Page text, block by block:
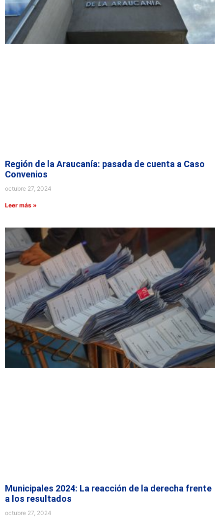
Región de la Araucanía: pasada de cuenta a Caso
Convenios
octubre 27, 2024
Leer más »
Municipales 2024: La reacción de la derecha frente
a los resultados
octubre 27, 2024